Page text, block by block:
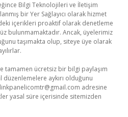
Bilgi Teknolojileri ve İletişim
bir Yer Sağlayıcı olarak hizmet
içerikleri proaktif olarak denetleme
bulunmamaktadır. Ancak, üyelerimiz
taşımakta olup, siteye üye olarak
tamamen ücretsiz bir bilgi paylaşım
aykırı olduğunu
adresine
yasal süre içerisinde sitemizden